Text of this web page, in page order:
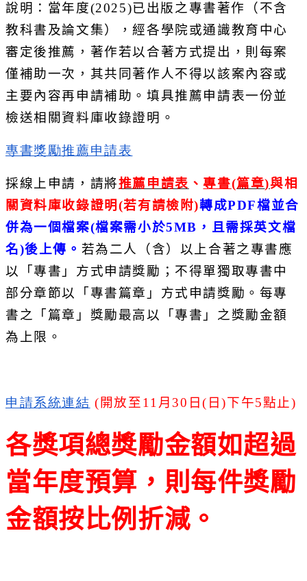
說明：當年度(2025)已出版之專書著作（ 不含
教科書及論文集），經各學院或通識教育中心
審定後推薦， 著作若以合著方式提出，則每案
僅補助一次， 其共同著作人不得以該案內容或
主要內容再申請補助。填具推薦申請表一份並
檢送相關資料庫收錄證明。
專書獎勵推薦申請表
採線上申請，請將推薦申請表 、專書(篇章)與相
關資料庫收錄證明 (若有請檢附)轉成PDF檔並合
併為一個檔案(檔案需小於5MB ，且需採英文檔
名)後上傳。 若為二人（含）以上合著之專書應
以「專書」方式申請獎勵；不得單獨取專書中
部分章節以「專書篇章」 方式申請獎勵。每專
書之「篇章」獎勵最高以「專書」 之獎勵金額
為上限。
申請系統連結 ( 開放至 11 月 30 日( 日)下午5點止)
各獎項總獎勵金額如超過
當年度預算，則每件獎勵
金額按比例折減。